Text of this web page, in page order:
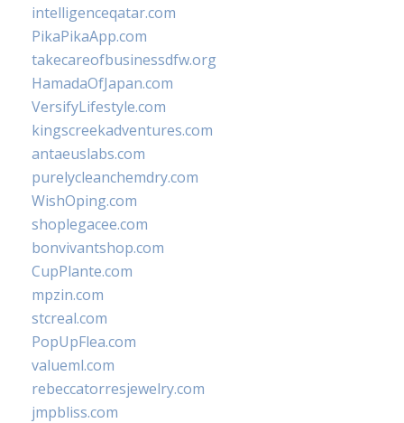
intelligenceqatar.com
PikaPikaApp.com
takecareofbusinessdfw.org
HamadaOfJapan.com
VersifyLifestyle.com
kingscreekadventures.com
antaeuslabs.com
purelycleanchemdry.com
WishOping.com
shoplegacee.com
bonvivantshop.com
CupPlante.com
mpzin.com
stcreal.com
PopUpFlea.com
valueml.com
rebeccatorresjewelry.com
jmpbliss.com